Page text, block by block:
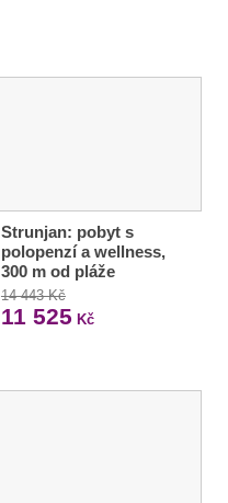
Strunjan: pobyt s
polopenzí a wellness,
300 m od pláže
14 443 Kč
11 525 Kč